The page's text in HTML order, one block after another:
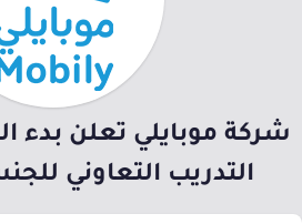
شركة موبايلي تعلن بدء
التدريب التعاوني